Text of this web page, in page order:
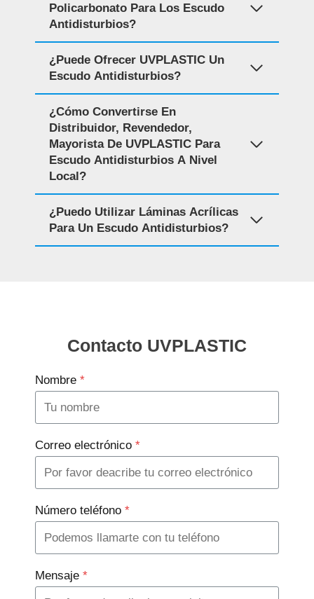
Policarbonato Para Los Escudo
Antidisturbios?
¿Puede Ofrecer UVPLASTIC Un
Escudo Antidisturbios?
¿Cómo Convertirse En
Distribuidor, Revendedor,
Mayorista De UVPLASTIC Para
Escudo Antidisturbios A Nivel
Local?
¿Puedo Utilizar Láminas Acrílicas
Para Un Escudo Antidisturbios?
Contacto UVPLASTIC
Nombre *
Correo electrónico *
Número teléfono *
Mensaje *